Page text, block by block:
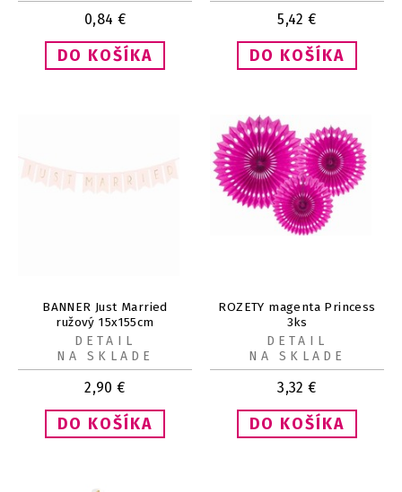
0,84 € 5,42 €
BANNER Just Married
ružový 15x155cm
2,90 €
DETAIL
NA SKLADE
ROZETY magenta Princess
3ks
3,32 €
DETAIL
NA SKLADE